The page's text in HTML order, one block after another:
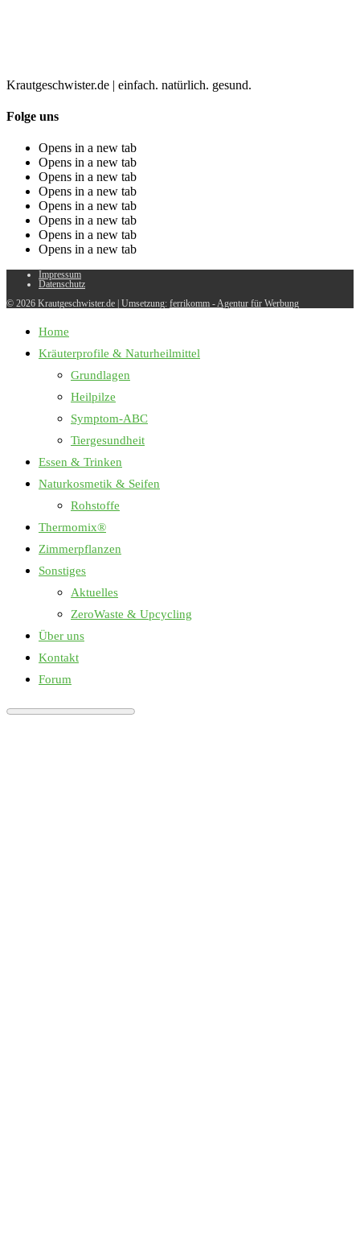
Krautgeschwister.de | einfach. natürlich. gesund.
Folge uns
Opens in a new tab
Opens in a new tab
Opens in a new tab
Opens in a new tab
Opens in a new tab
Opens in a new tab
Opens in a new tab
Opens in a new tab
Impressum
Datenschutz
© 2026 Krautgeschwister.de Umsetzung: ferrikomm - Agentur für Werbung
Home
Kräuterprofile & Naturheilmittel
Grundlagen
Heilpilze
Symptom-ABC
Tiergesundheit
Essen & Trinken
Naturkosmetik & Seifen
Rohstoffe
Thermomix®
Zimmerpflanzen
Sonstiges
Aktuelles
ZeroWaste & Upcycling
Über uns
Kontakt
Forum